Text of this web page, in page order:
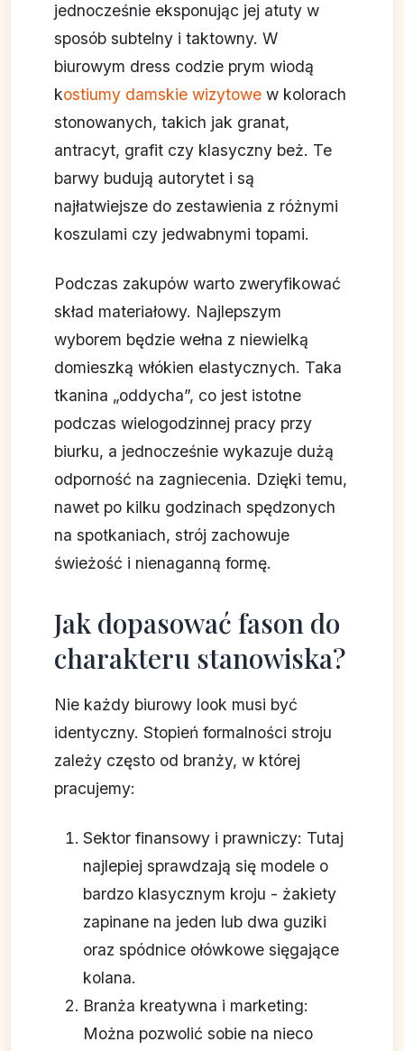
jednocześnie eksponując jej atuty w
sposób subtelny i taktowny. W
biurowym dress codzie prym wiodą
kostiumy damskie wizytowe w kolorach
stonowanych, takich jak granat,
antracyt, grafit czy klasyczny beż. Te
barwy budują autorytet i są
najłatwiejsze do zestawienia z różnymi
koszulami czy jedwabnymi topami.
Podczas zakupów warto zweryfikować
skład materiałowy. Najlepszym
wyborem będzie wełna z niewielką
domieszką włókien elastycznych. Taka
tkanina „oddycha”, co jest istotne
podczas wielogodzinnej pracy przy
biurku, a jednocześnie wykazuje dużą
odporność na zagniecenia. Dzięki temu,
nawet po kilku godzinach spędzonych
na spotkaniach, strój zachowuje
świeżość i nienaganną formę.
Jak dopasować fason do
charakteru stanowiska?
Nie każdy biurowy look musi być
identyczny. Stopień formalności stroju
zależy często od branży, w której
pracujemy:
Sektor finansowy i prawniczy: Tutaj
najlepiej sprawdzają się modele o
bardzo klasycznym kroju - żakiety
zapinane na jeden lub dwa guziki
oraz spódnice ołówkowe sięgające
kolana.
Branża kreatywna i marketing:
Można pozwolić sobie na nieco